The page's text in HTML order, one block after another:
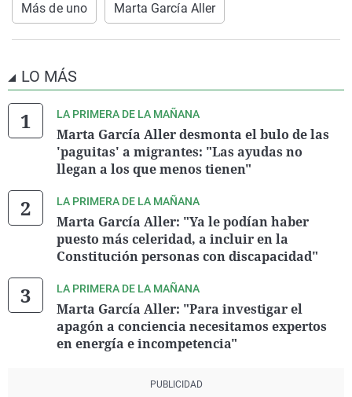
Más de uno Marta García Aller
LO MÁS
LA PRIMERA DE LA MAÑANA
Marta García Aller desmonta el bulo de las
'paguitas' a migrantes: "Las ayudas no
llegan a los que menos tienen"
LA PRIMERA DE LA MAÑANA
Marta García Aller: "Ya le podían haber
puesto más celeridad, a incluir en la
Constitución personas con discapacidad"
LA PRIMERA DE LA MAÑANA
Marta García Aller: "Para investigar el
apagón a conciencia necesitamos expertos
en energía e incompetencia"